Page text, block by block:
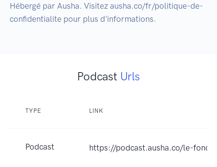
Hébergé par Ausha. Visitez ausha.co/fr/politique-de-
confidentialite pour plus d'informations.
Podcast Urls
TYPE LINK
Podcast https://podcast.ausha.co/le-fond-